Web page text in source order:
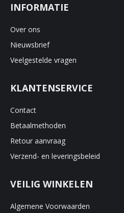
INFORMATIE
Over ons
Nieuwsbrief
Veelgestelde vragen
KLANTENSERVICE
Contact
Betaalmethoden
Retour aanvraag
Verzend- en leveringsbeleid
VEILIG WINKELEN
Algemene Voorwaarden